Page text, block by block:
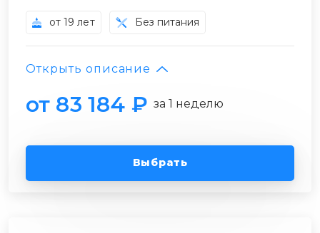
от 19 лет Без питания
Открыть описание
от 83 184 ₽ за 1 неделю
Выбрать